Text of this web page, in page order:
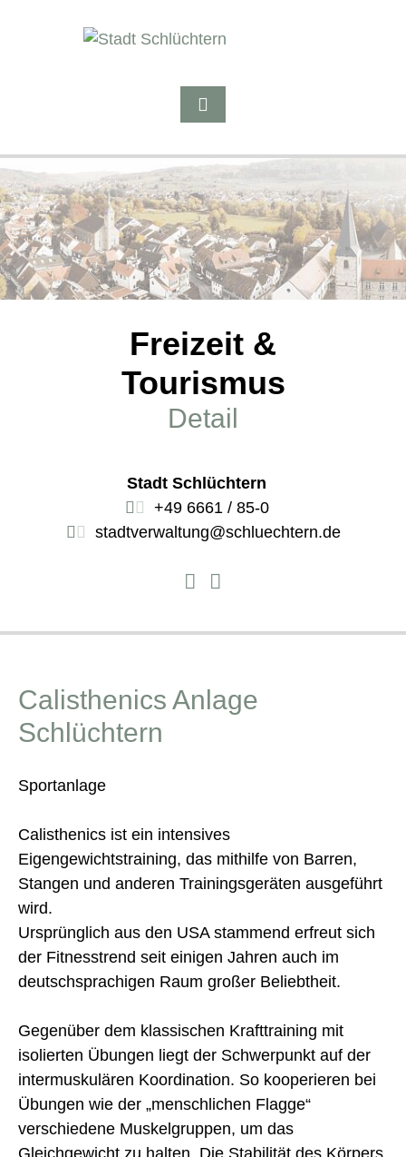
Freizeit &
Tourismus
Detail
Stadt Schlüchtern
+49 6661 / 85-0
stadtverwaltung@schluechtern.de
Calisthenics Anlage
Schlüchtern
Sportanlage
Calisthenics ist ein intensives
Eigengewichtstraining, das mithilfe von Barren,
Stangen und anderen Trainingsgeräten ausgeführt
wird.
Ursprünglich aus den USA stammend erfreut sich
der Fitnesstrend seit einigen Jahren auch im
deutschsprachigen Raum großer Beliebtheit.
Gegenüber dem klassischen Krafttraining mit
isolierten Übungen liegt der Schwerpunkt auf der
intermuskulären Koordination. So kooperieren bei
Übungen wie der „menschlichen Flagge“
verschiedene Muskelgruppen, um das
Gleichgewicht zu halten. Die Stabilität des Körpers